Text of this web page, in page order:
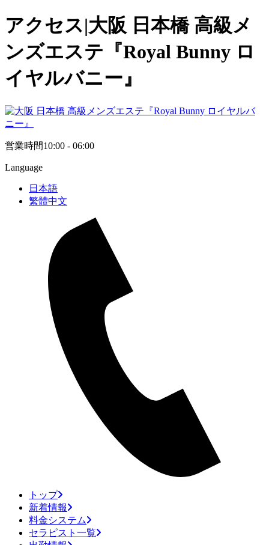
アクセス|大阪 日本橋 高級メ
ンズエステ『Royal Bunny ロ
イヤルバニー』
営業時間10:00 - 06:00
Language
日本語
繁體中文
トップ
新着情報
料金システム
セラピスト一覧